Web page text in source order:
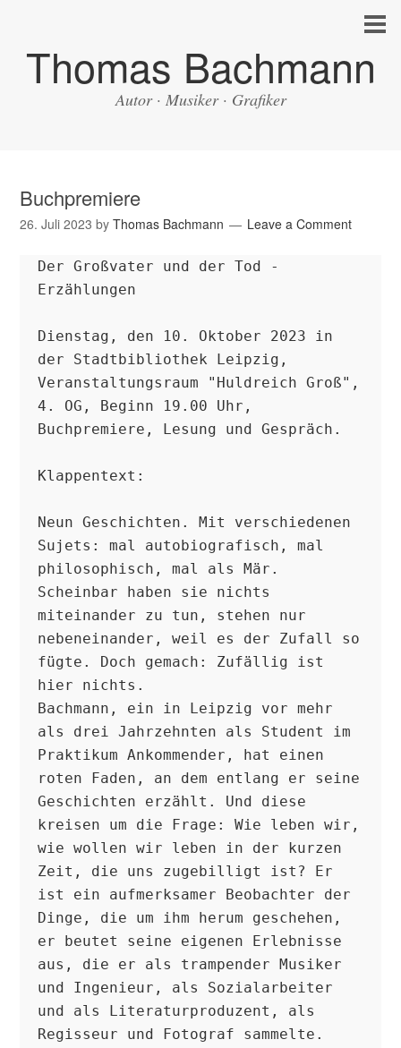
Thomas Bachmann
Autor · Musiker · Grafiker
Buchpremiere
26. Juli 2023 byThomas Bachmann Leave a Comment
Der Großvater und der Tod -
Erzählungen
Dienstag, den 10. Oktober 2023 in
der Stadtbibliothek Leipzig,
Veranstaltungsraum "Huldreich Groß",
4. OG, Beginn 19.00 Uhr,
Buchpremiere, Lesung und Gespräch.
Klappentext:
Neun Geschichten. Mit verschiedenen
Sujets: mal autobiografisch, mal
philosophisch, mal als Mär.
Scheinbar haben sie nichts
miteinander zu tun, stehen nur
nebeneinander, weil es der Zufall so
fügte. Doch gemach: Zufällig ist
hier nichts.
Bachmann, ein in Leipzig vor mehr
als drei Jahrzehnten als Student im
Praktikum Ankommender, hat einen
roten Faden, an dem entlang er seine
Geschichten erzählt. Und diese
kreisen um die Frage: Wie leben wir,
wie wollen wir leben in der kurzen
Zeit, die uns zugebilligt ist? Er
ist ein aufmerksamer Beobachter der
Dinge, die um ihm herum geschehen,
er beutet seine eigenen Erlebnisse
aus, die er als trampender Musiker
und Ingenieur, als Sozialarbeiter
und als Literaturproduzent, als
Regisseur und Fotograf sammelte.